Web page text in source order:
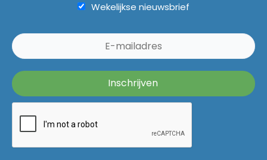
Wekelijkse nieuwsbrief